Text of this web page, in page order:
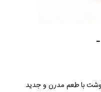
گوشت با طعم مدرن و جدید